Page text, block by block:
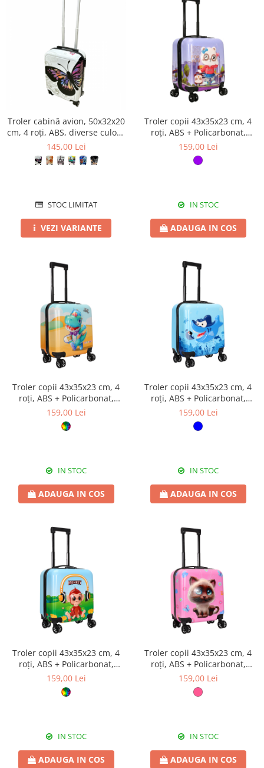
Troler cabină avion, 50x32x20
cm, 4 roți, ABS, diverse culori,
TRC120
145,00 Lei
STOC LIMITAT
VEZI VARIANTE
Troler copii 43x35x23 cm, 4
roți, ABS + Policarbonat,
model Ursuleț 3D mov
159,00 Lei
IN STOC
ADAUGA IN COS
Troler copii 43x35x23 cm, 4
roți, ABS + Policarbonat,
model Dinozaur 3D multicolor
159,00 Lei
IN STOC
ADAUGA IN COS
Troler copii 43x35x23 cm, 4
roți, ABS + Policarbonat,
model Rechin 3D albastru
159,00 Lei
IN STOC
ADAUGA IN COS
Troler copii 43x35x23 cm, 4
roți, ABS + Policarbonat,
model Maimuțică 3D
multicolor
159,00 Lei
IN STOC
ADAUGA IN COS
Troler copii 43x35x23 cm, 4
roți, ABS + Policarbonat,
model Pisicuță 3D roz
159,00 Lei
IN STOC
ADAUGA IN COS